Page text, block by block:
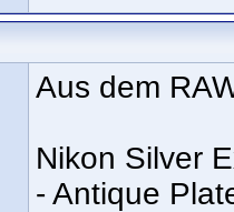
Aus dem
Nikon Silver
- Antique